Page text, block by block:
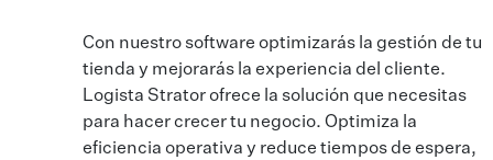
Con nuestro software optimizarás la gestión de tu
tienda y mejorarás la experiencia del cliente.
Logista Strator ofrece la solución que necesitas
para hacer crecer tu negocio. Optimiza la
eficiencia operativa y reduce tiempos de espera,